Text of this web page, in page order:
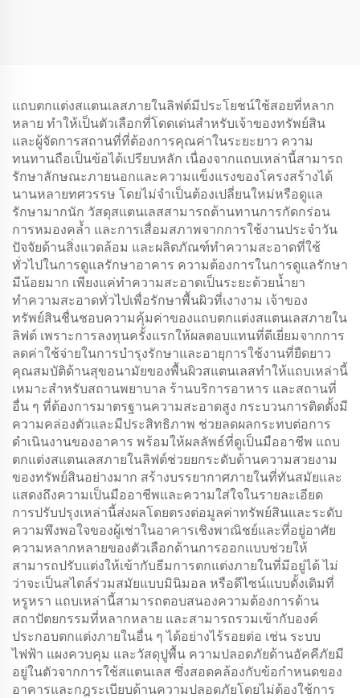
แถบตกแต่งสแตนเลสภายในลิฟต์มีประโยชน์ใช้สอยที่หลาก
หลาย ทำให้เป็นตัวเลือกที่โดดเด่นสำหรับเจ้าของทรัพย์สิน
และผู้จัดการสถานที่ที่ต้องการคุณค่าในระยะยาว ความ
ทนทานถือเป็นข้อได้เปรียบหลัก เนื่องจากแถบเหล่านี้สามารถ
รักษาลักษณะภายนอกและความแข็งแรงของโครงสร้างได้
นานหลายทศวรรษ โดยไม่จำเป็นต้องเปลี่ยนใหม่หรือดูแล
รักษามากนัก วัสดุสแตนเลสสามารถต้านทานการกัดกร่อน
การหมองคล้ำ และการเสื่อมสภาพจากการใช้งานประจำวัน
ปัจจัยด้านสิ่งแวดล้อม และผลิตภัณฑ์ทำความสะอาดที่ใช้
ทั่วไปในการดูแลรักษาอาคาร ความต้องการในการดูแลรักษา
มีน้อยมาก เพียงแค่ทำความสะอาดเป็นระยะด้วยน้ำยา
ทำความสะอาดทั่วไปเพื่อรักษาพื้นผิวที่เงางาม เจ้าของ
ทรัพย์สินชื่นชอบความคุ้มค่าของแถบตกแต่งสแตนเลสภายใน
ลิฟต์ เพราะการลงทุนครั้งแรกให้ผลตอบแทนที่ดีเยี่ยมจากการ
ลดค่าใช้จ่ายในการบำรุงรักษาและอายุการใช้งานที่ยืดยาว
คุณสมบัติด้านสุขอนามัยของพื้นผิวสแตนเลสทำให้แถบเหล่านี้
เหมาะสำหรับสถานพยาบาล ร้านบริการอาหาร และสถานที่
อื่น ๆ ที่ต้องการมาตรฐานความสะอาดสูง กระบวนการติดตั้งมี
ความคล่องตัวและมีประสิทธิภาพ ช่วยลดผลกระทบต่อการ
ดำเนินงานของอาคาร พร้อมให้ผลลัพธ์ที่ดูเป็นมืออาชีพ แถบ
ตกแต่งสแตนเลสภายในลิฟต์ช่วยยกระดับด้านความสวยงาม
ของทรัพย์สินอย่างมาก สร้างบรรยากาศภายในที่ทันสมัยและ
แสดงถึงความเป็นมืออาชีพและความใส่ใจในรายละเอียด
การปรับปรุงเหล่านี้ส่งผลโดยตรงต่อมูลค่าทรัพย์สินและระดับ
ความพึงพอใจของผู้เช่าในอาคารเชิงพาณิชย์และที่อยู่อาศัย
ความหลากหลายของตัวเลือกด้านการออกแบบช่วยให้
สามารถปรับแต่งให้เข้ากับธีมการตกแต่งภายในที่มีอยู่ได้ ไม่
ว่าจะเป็นสไตล์ร่วมสมัยแบบมินิมอล หรือดีไซน์แบบดั้งเดิมที่
หรูหรา แถบเหล่านี้สามารถตอบสนองความต้องการด้าน
สถาปัตยกรรมที่หลากหลาย และสามารถรวมเข้ากับองค์
ประกอบตกแต่งภายในอื่น ๆ ได้อย่างไร้รอยต่อ เช่น ระบบ
ไฟฟ้า แผงควบคุม และวัสดุปูพื้น ความปลอดภัยด้านอัคคีภัยมี
อยู่ในตัวจากการใช้สแตนเลส ซึ่งสอดคล้องกับข้อกำหนดของ
อาคารและกฎระเบียบด้านความปลอดภัยโดยไม่ต้องใช้การ